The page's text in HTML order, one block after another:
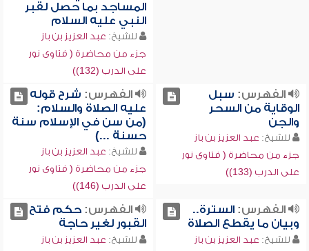
المساجد بما حصل لقبر
النبي عليه السلام
للشيخ: عبد العزيز بن باز
جزء من محاضرة ( فتاوى نور
على الدرب (132))
الفهرس: سبل
الوقاية من السحر
والجن
للشيخ: عبد العزيز بن باز
جزء من محاضرة ( فتاوى نور
على الدرب (133))
الفهرس: شرح قوله
عليه الصلاة والسلام:
(من سن في الإسلام سنة
حسنة ...)
للشيخ: عبد العزيز بن باز
جزء من محاضرة ( فتاوى نور
على الدرب (146))
الفهرس:السترة..
وبيان ما يقطع الصلاة
للشيخ: عبد العزيز بن باز
الفهرس:حكم فتح
القبور لغير حاجة
للشيخ: عبد العزيز بن باز